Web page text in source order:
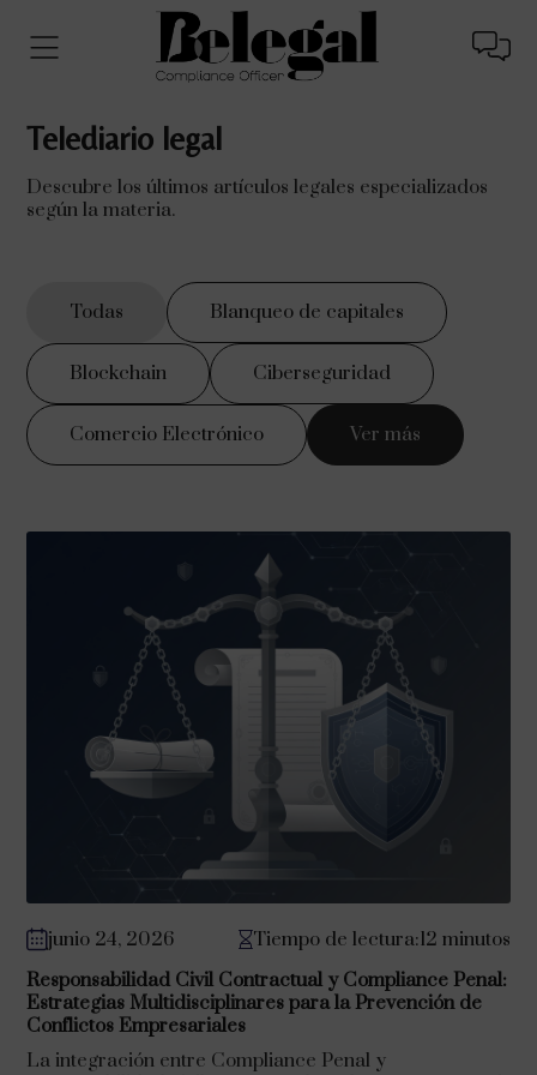
Telediario legal
Descubre los últimos artículos legales especializados
según la materia.
Todas Blanqueo de capitales
Blockchain Ciberseguridad
Comercio Electrónico Ver más
junio 24, 2026
Tiempo de lectura:12 minutos
Responsabilidad Civil Contractual y Compliance Penal:
Estrategias Multidisciplinares para la Prevención de
Conflictos Empresariales
La integración entre Compliance Penal y